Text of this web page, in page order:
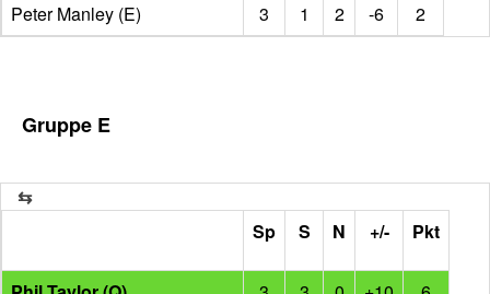
Peter Manley (E)
3 1 2 -6 2
Gruppe E
Sp S N +/- Pkt